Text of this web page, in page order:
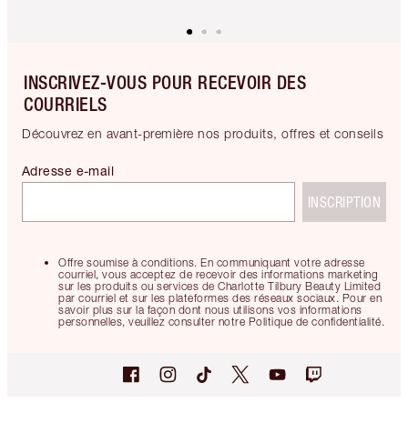
INSCRIVEZ-VOUS POUR RECEVOIR DES
COURRIELS
Découvrez en avant-première nos produits, offres et conseils
Offre soumise à conditions. En communiquant votre adresse
courriel, vous acceptez de recevoir des informations marketing
sur les produits ou services de Charlotte Tilbury Beauty Limited
par courriel et sur les plateformes des réseaux sociaux. Pour en
savoir plus sur la façon dont nous utilisons vos informations
personnelles, veuillez consulter notre Politique de confidentialité.
Adresse e-mail
INSCRIPTION